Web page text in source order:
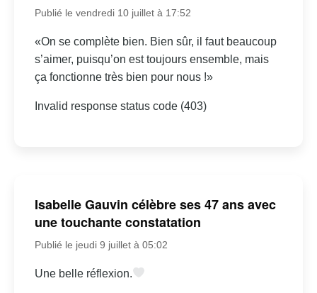
Publié le vendredi 10 juillet à 17:52
«On se complète bien. Bien sûr, il faut beaucoup
s’aimer, puisqu’on est toujours ensemble, mais
ça fonctionne très bien pour nous !»
Invalid response status code (403)
Isabelle Gauvin célèbre ses 47 ans avec
une touchante constatation
Publié le jeudi 9 juillet à 05:02
Une belle réflexion.